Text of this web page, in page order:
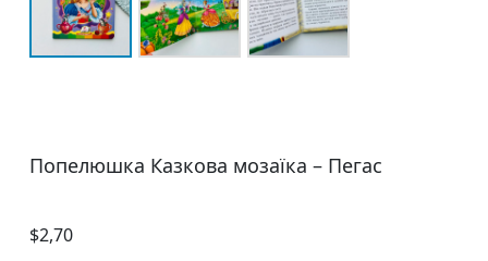
Попелюшка Казкова мозаїка – Пегас
$2,70